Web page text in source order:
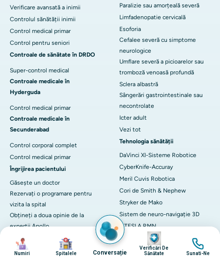
Imagine
Numiri
Imagine
Spitalele Conversație
Imagine
Verificări De
Sănătate
Imagine
Sunati-Ne
Verificare avansată a inimii
Controlul sănătății inimii
Control medical primar
Control pentru seniori
Controale de sănătate în DRDO
Super-control medical
Controale medicale în
Hyderguda
Control medical primar
Controale medicale în
Secunderabad
Control corporal complet
Control medical primar
Îngrijirea pacientului
Găsește un doctor
Rezervați o programare pentru
vizita la spital
Obțineți a doua opinie de la
experții Apollo
Găsiți un spital
Control preventiv de sănătate
Paralizie sau amorțeală severă
Limfadenopatie cervicală
Esoforia
Cefalee severă cu simptome
neurologice
Umflare severă a picioarelor sau
tromboză venoasă profundă
Sclera albastră
Sângerări gastrointestinale sau
necontrolate
Icter adult
Vezi tot
Tehnologia sănătății
DaVinci XI-Sisteme Robotice
CyberKnife-Accuray
Meril Cuvis Robotica
Cori de Smith & Nephew
Stryker de Mako
Sistem de neuro-navigație 3D
3 TESLA RMN
LINAC
ECMO